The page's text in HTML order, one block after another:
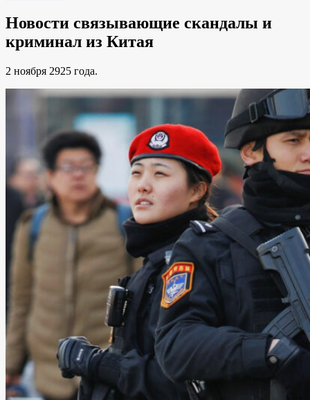
Новости связывающие скандалы и
криминал из Китая
2 ноября 2925 года.